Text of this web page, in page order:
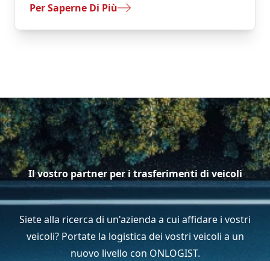
Per Saperne Di Più
- Servizi Aggiuntivi Per Gli Operatori Di Flotte
Il vostro partner per i trasferimenti di veicoli
Siete alla ricerca di un'azienda a cui affidare i vostri
veicoli? Portate la logistica dei vostri veicoli a un
nuovo livello con ONLOGIST.